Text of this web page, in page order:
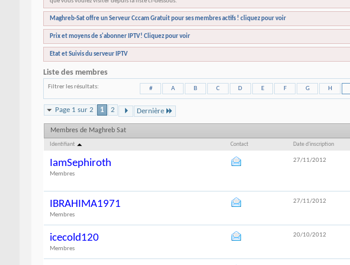
Maghreb-Sat offre un Serveur Cccam Gratuit pour ses membres actifs ! cliquez pour voir
Prix et moyens de s'abonner IPTV! Cliquez pour voir
Etat et Suivis du serveur IPTV
Liste des membres
Filtrer les résultats # A B C D E F G H
Page 1 sur 2 1 2 Dernière
Membres de Maghreb Sat
Identifiant Contact Date d'inscription
IamSephiroth
Membres
27/11/2012
IBRAHIMA1971
Membres
27/11/2012
icecold120
Membres
20/10/2012